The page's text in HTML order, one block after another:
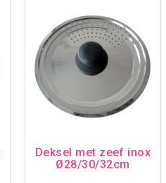
Deksel met zeef inox
Ø28/30/32cm